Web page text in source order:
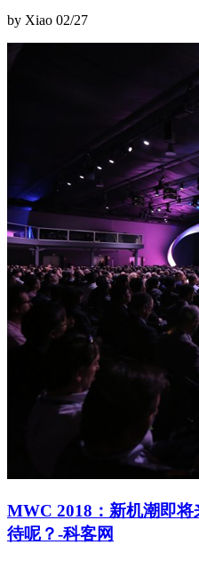
by Xiao 02/27
MWC 2018：新机潮即
待呢？-科客网